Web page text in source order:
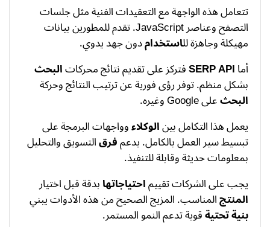
تتعامل هذه الواجهة مع التعقيدات الفنية مثل جلسات
التصفح وعناصر JavaScript. تقدم للمطورين بيانات
مهيكلة وجاهزة للاستخدامدون جهد يدوي.
أماSERP APIفتركز على تقديم نتائج محركاتالبحث
بشكل منظم. توفر رؤى فورية عن ترتيب النتائج وحركة
البحثعلى Google وغيره.
يعمل هذا التكامل بينالوكلاءوواجهات البرمجة على
تبسيط سير العمل بالكامل. يدعمفرقالتسويق والتحليل
بمعلومات حديثة وقابلة للتنفيذ.
يجب على الشركات تقييماحتياجاتهابدقة قبل اختيار
المنتجالمناسب. المزيج الصحيح من هذه الأدوات يبني
بنية تحتيةقوية تدعم النمو المستمر.